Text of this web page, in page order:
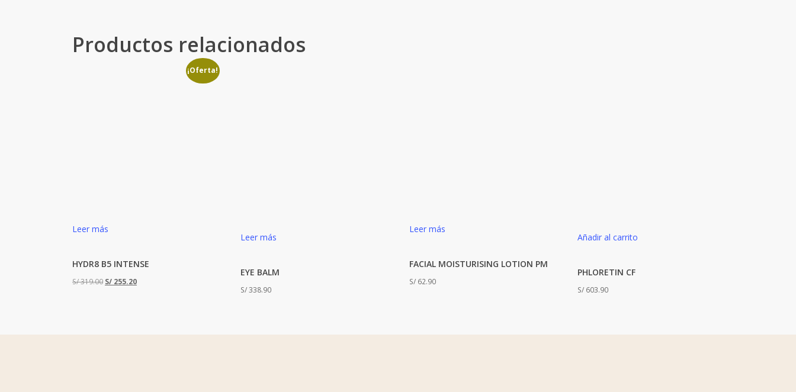
Productos relacionados
¡Oferta!
Leer más
HYDR8 B5 INTENSE
S/319.00 El
S/ 255.20El
Leer más
EYE BALM
S/338.90
Leer más
FACIAL MOISTURISING LOTION PM
S/62.90
Añadir al carrito
PHLORETIN CF
S/ 603.90